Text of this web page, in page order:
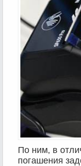
По ним, в
погашения